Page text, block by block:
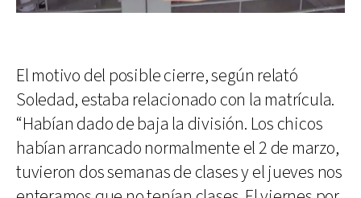
El motivo del posible cierre, según relató
Soledad, estaba relacionado con la matrícula.
“Habían dado de baja la división. Los chicos
habían arrancado normalmente el 2 de marzo,
tuvieron dos semanas de clases y el jueves nos